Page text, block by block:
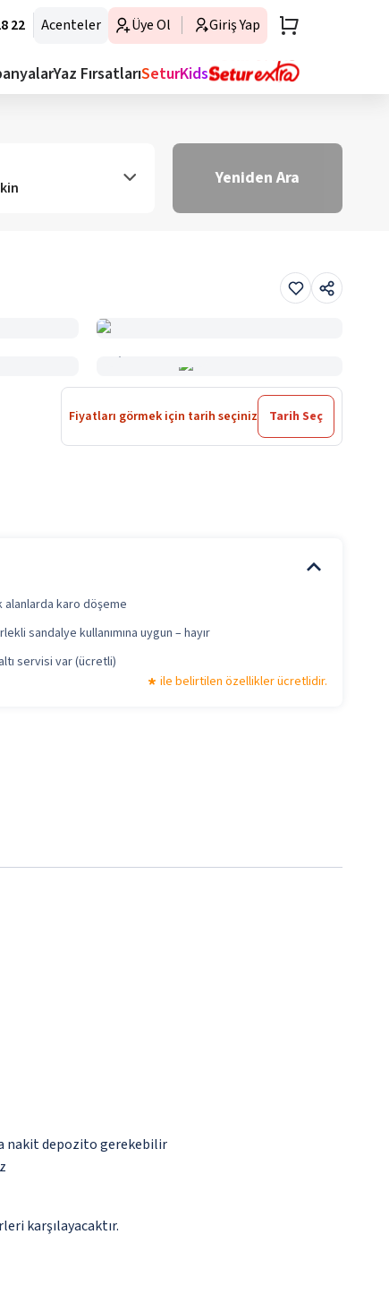
22 Acenteler Üye Ol Giriş Yap
Yaz FırsatlarıSeturKids
Yeniden Ara
Fiyatları görmek için tarih seçiniz Tarih Seç
alanlarda karo döşeme
sandalye kullanımına uygun – hayır
servisi var (ücretli)
ile belirtilen özellikler ücretlidir.
nakit depozito gerekebilir
karşılayacaktır.